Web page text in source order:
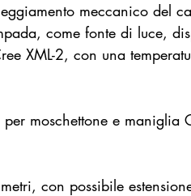
meccanico del
come fonte di luce,
XML-2, con una
moschettone e maniglia
con possibile